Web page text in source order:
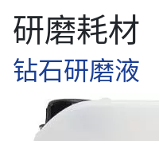
研磨耗材
钻石研磨液